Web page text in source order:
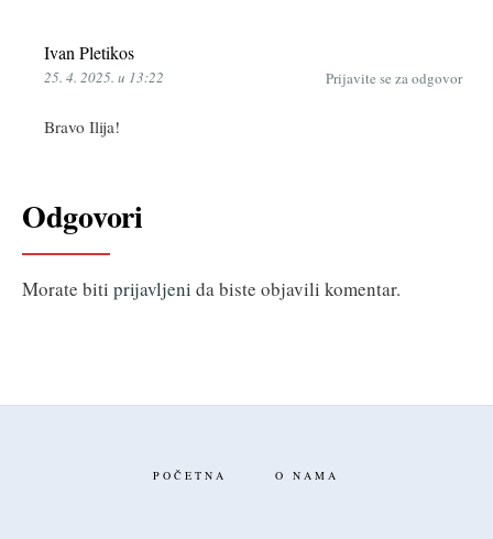
Ivan Pletikos
25. 4. 2025. u 13:22
Bravo Ilija!
Prijavite se za odgovor
Odgovori
Morate biti prijavljeni da biste objavili komentar.
POČETNA O NAMA